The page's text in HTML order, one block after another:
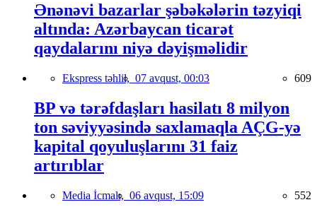
Ənənəvi bazarlar şəbəkələrin təzyiqi
altında: Azərbaycan ticarət
qaydalarını niyə dəyişməlidir
Ekspress təhlil, 07 avqust, 00:03 609
BP və tərəfdaşları hasilatı 8 milyon
ton səviyyəsində saxlamaqla AÇG-yə
kapital qoyuluşlarını 31 faiz
artırıblar
Media İcmalı, 06 avqust, 15:09 552